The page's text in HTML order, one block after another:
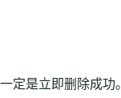
定是立即删除成功。